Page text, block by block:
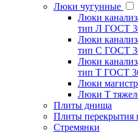
Люки чугунные
Люки
тип Л ГОСТ
Люки
тип С ГОСТ
Люки
тип Т ГОСТ
Люки
Люки Т
Плиты днища
Плиты перекрытия
Стремянки